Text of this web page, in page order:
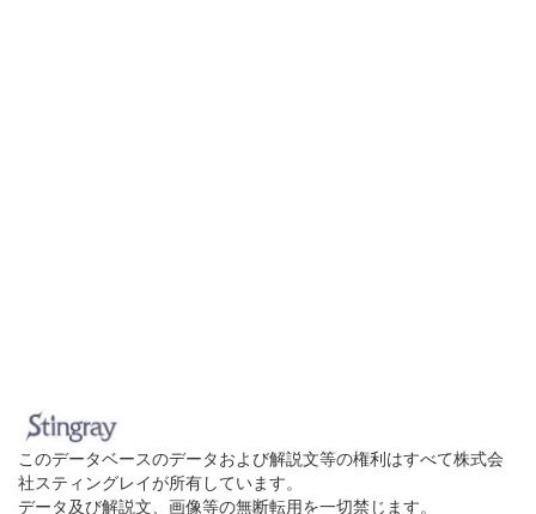
このデータベースのデータおよび解説文等の権利はすべて株式会
社スティングレイが所有しています。
データ及び解説文、画像等の無断転用を一切禁じます。